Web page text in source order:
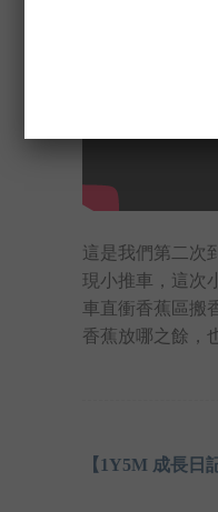
這是我們第二次
現小推車，這次
車直衝香蕉區搬
香蕉放哪之餘，
【1Y5M 成長日